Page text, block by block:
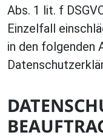
Abs. 1 lit. f
Einzelfall
in den folgenden